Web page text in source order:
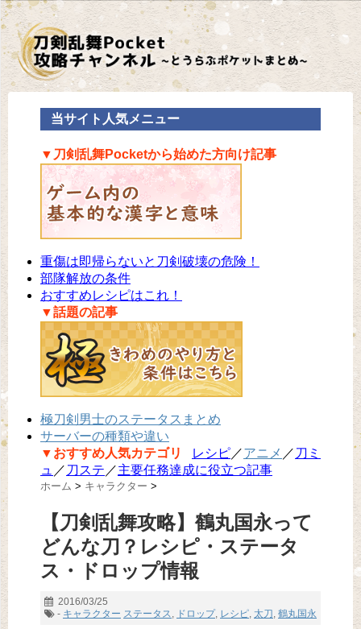
当サイト人気メニュー
▼刀剣乱舞Pocketから始めた方向け記事
重傷は即帰らないと刀剣破壊の危険！
部隊解放の条件
おすすめレシピはこれ！
▼話題の記事
極刀剣男士のステータスまとめ
サーバーの種類や違い
▼おすすめ人気カテゴリ
レシピ／アニメ ／ 刀ミ
ュ ／ 刀ステ ／主要任務達成に役立つ記事
ホーム > キャラクター >
【刀剣乱舞攻略】鶴丸国永って
どんな刀？レシピ・ステータ
ス・ドロップ情報
2016/03/25
- キャラクター ステータス, ドロップ, レシピ, 太刀, 鶴丸国永